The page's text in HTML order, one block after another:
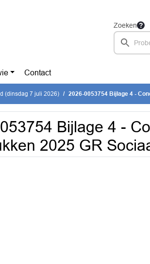
Zoeken
Contact
(dinsdag 7 juli 2026) 2026-0053754 Bijlage 4 -
Bijlage 4 -
2025 GR